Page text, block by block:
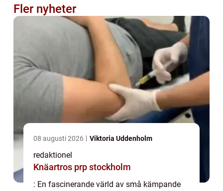
Fler nyheter
08 augusti 2026 Viktoria Uddenholm
redaktionel
Knäartros prp stockholm
: En fascinerande värld av små kämpande